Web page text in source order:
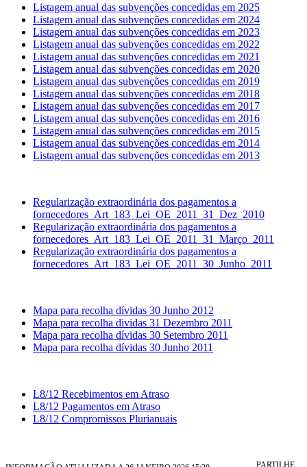
Listagem anual das subvenções concedidas em 2025
Listagem anual das subvenções concedidas em 2024
Listagem anual das subvenções concedidas em 2023
Listagem anual das subvenções concedidas em 2022
Listagem anual das subvenções concedidas em 2021
Listagem anual das subvenções concedidas em 2020
Listagem anual das subvenções concedidas em 2019
Listagem anual das subvenções concedidas em 2018
Listagem anual das subvenções concedidas em 2017
Listagem anual das subvenções concedidas em 2016
Listagem anual das subvenções concedidas em 2015
Listagem anual das subvenções concedidas em 2014
Listagem anual das subvenções concedidas em 2013
Regularização extraordinária dos pagamentos a
fornecedores_Art_183_Lei_OE_2011_31_Dez_2010
Regularização extraordinária dos pagamentos a
fornecedores_Art_183_Lei_OE_2011_31_Março_2011
Regularização extraordinária dos pagamentos a
fornecedores_Art_183_Lei_OE_2011_30_Junho_2011
Mapa para recolha dívidas 30 Junho 2012
Mapa para recolha dividas 31 Dezembro 2011
Mapa para recolha dívidas 30 Setembro 2011
Mapa para recolha dívidas 30 Junho 2011
L8/12 Recebimentos em Atraso
L8/12 Pagamentos em Atraso
L8/12 Compromissos Plurianuais
PARTILHE